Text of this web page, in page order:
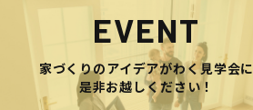
EVENT
家づくりのアイデアがわく見学会に
是非お越しください！